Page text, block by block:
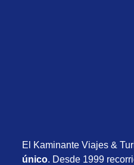
El Kaminante Viajes &
único. Desde 1999